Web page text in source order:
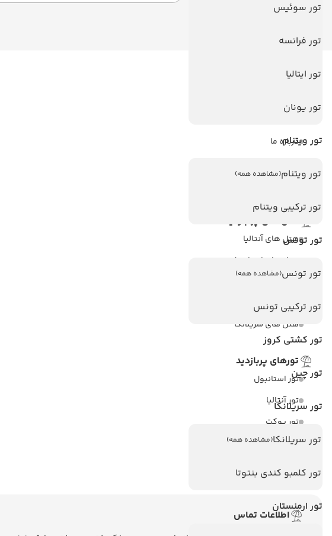
تور سوئیس
تور فرانسه
تور ایتالیا
تور یونان
تور ویتنام
تور ویتنام(مشاهده همه)
تور ترکیبی ویتنام
تور تونس
تور تونس(مشاهده همه)
تور ترکیبی تونس
تور کشتی کروز
تور چین
تور سریلانکا
تور سریلانکا(مشاهده همه)
تور کلمبو کندی بنتوتا
تور ارمنستان
لینک های مفید
درباره ما
هتل های پر بازدید
هتل های آنتالیا
هتل های استانبول
هتل های تایلند
هتل های اندونزی
هتل های سریلانکا
تورهای پربازدید
تور استانبول
تور آنتالیا
تور پوکت
تور بالی
اطلاعات تماس